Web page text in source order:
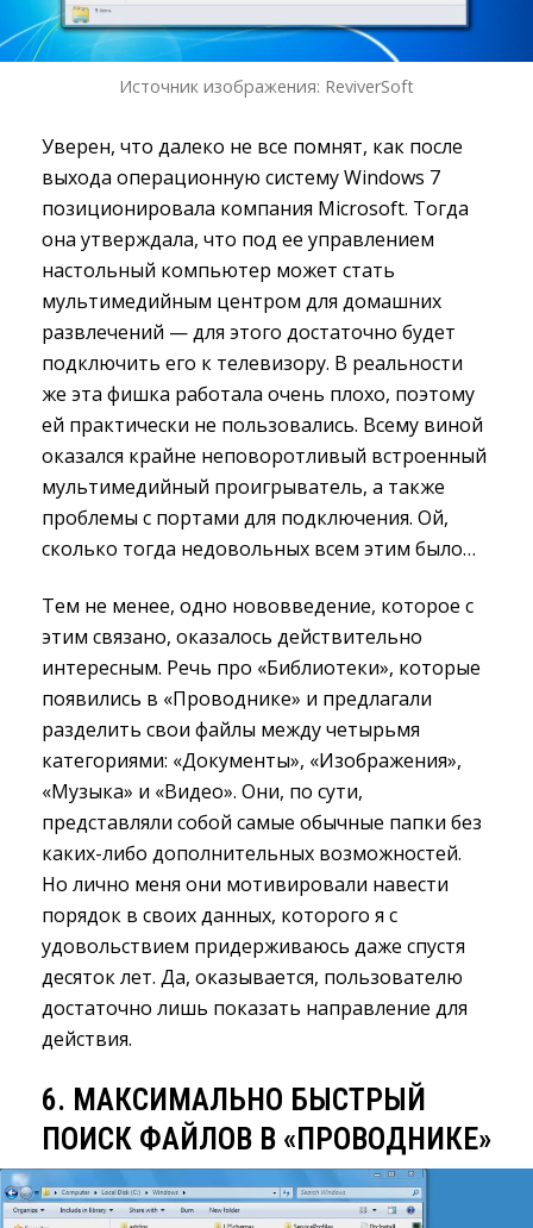
Источник изображения: ReviverSoft
Уверен, что далеко не все помнят, как после
выхода операционную систему Windows 7
позиционировала компания Microsoft. Тогда
она утверждала, что под ее управлением
настольный компьютер может стать
мультимедийным центром для домашних
развлечений — для этого достаточно будет
подключить его к телевизору. В реальности
же эта фишка работала очень плохо, поэтому
ей практически не пользовались. Всему виной
оказался крайне неповоротливый встроенный
мультимедийный проигрыватель, а также
проблемы с портами для подключения. Ой,
сколько тогда недовольных всем этим было…
Тем не менее, одно нововведение, которое с
этим связано, оказалось действительно
интересным. Речь про «Библиотеки», которые
появились в «Проводнике» и предлагали
разделить свои файлы между четырьмя
категориями: «Документы», «Изображения»,
«Музыка» и «Видео». Они, по сути,
представляли собой самые обычные папки без
каких-либо дополнительных возможностей.
Но лично меня они мотивировали навести
порядок в своих данных, которого я с
удовольствием придерживаюсь даже спустя
десяток лет. Да, оказывается, пользователю
достаточно лишь показать направление для
действия.
6. МАКСИМАЛЬНО БЫСТРЫЙ
ПОИСК ФАЙЛОВ В «ПРОВОДНИКЕ»